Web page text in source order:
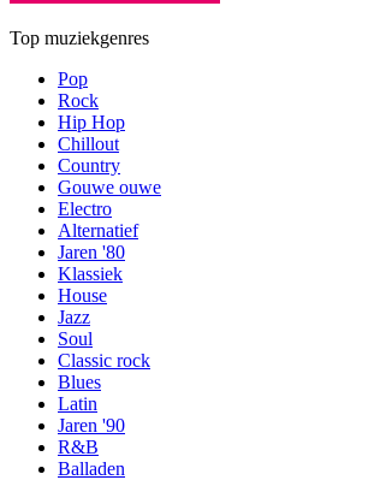
Top muziekgenres
Pop
Rock
Hip Hop
Chillout
Country
Gouwe ouwe
Electro
Alternatief
Jaren '80
Klassiek
House
Jazz
Soul
Classic rock
Blues
Latin
Jaren '90
R&B
Balladen